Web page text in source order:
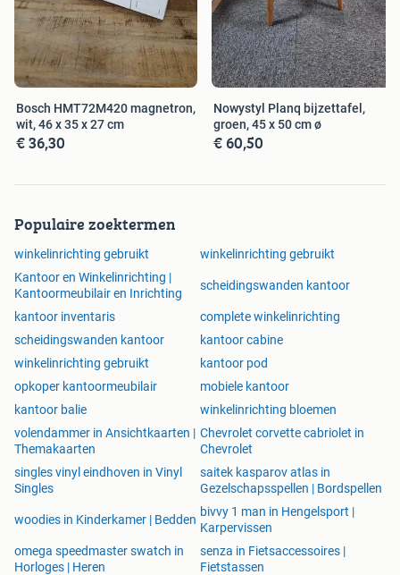
Bosch HMT72M420 magnetron,
wit, 46 x 35 x 27 cm
€ 36,30
Nowystyl Planq bijzettafel,
groen, 45 x 50 cm ø
€ 60,50
Populaire zoektermen
winkelinrichting gebruikt
winkelinrichting gebruikt
Kantoor en Winkelinrichting |
Kantoormeubilair en Inrichting
scheidingswanden kantoor
kantoor inventaris
complete winkelinrichting
scheidingswanden kantoor
kantoor cabine
winkelinrichting gebruikt
kantoor pod
opkoper kantoormeubilair
mobiele kantoor
kantoor balie
winkelinrichting bloemen
volendammer in Ansichtkaarten |
Themakaarten
Chevrolet corvette cabriolet in
Chevrolet
singles vinyl eindhoven in Vinyl
Singles
saitek kasparov atlas in
Gezelschapsspellen | Bordspellen
woodies in Kinderkamer | Bedden
bivvy 1 man in Hengelsport |
Karpervissen
omega speedmaster swatch in
Horloges | Heren
senza in Fietsaccessoires |
Fietstassen